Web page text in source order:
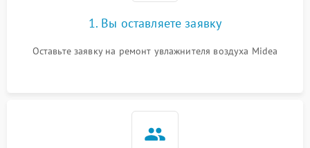
1. Вы оставляете заявку
Оставьте заявку на ремонт увлажнителя воздуха Midea